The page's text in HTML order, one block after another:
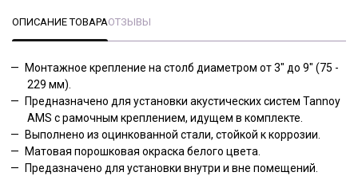
ОПИСАНИЕ ТОВАРАОТЗЫВЫ
Монтажное крепление на столб диаметром от 3" до 9" (75 -
229 мм).
Предназначено для установки акустических систем Tannoy
AMS с рамочным креплением, идущем в комплекте.
Выполнено из оцинкованной стали, стойкой к коррозии.
Матовая порошковая окраска белого цвета.
Предазначено для установки внутри и вне помещений.